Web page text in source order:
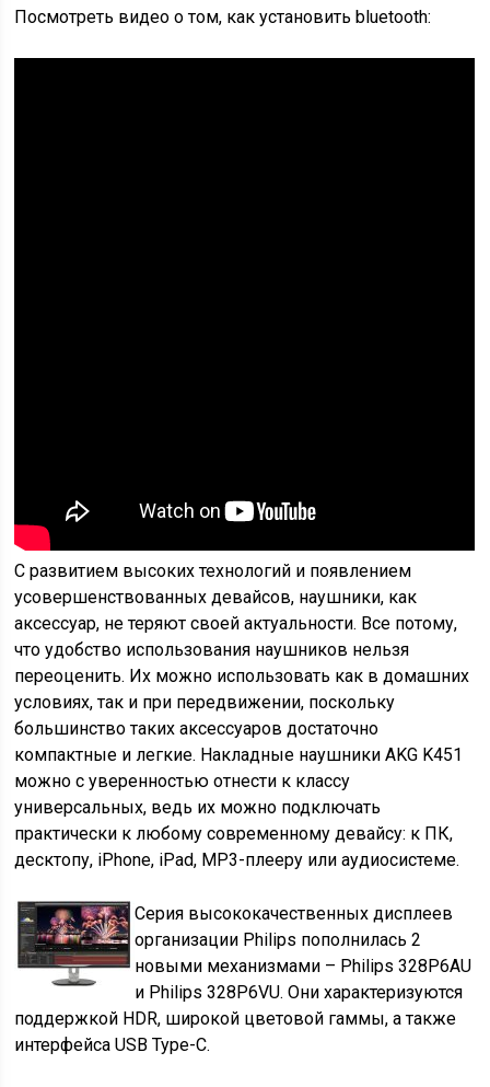
Посмотреть видео о том, как установить bluetooth:
С развитием высоких технологий и появлением
усовершенствованных девайсов, наушники, как
аксессуар, не теряют своей актуальности. Все потому,
что удобство использования наушников нельзя
переоценить. Их можно использовать как в домашних
условиях, так и при передвижении, поскольку
большинство таких аксессуаров достаточно
компактные и легкие. Накладные наушники AKG K451
можно с уверенностью отнести к классу
универсальных, ведь их можно подключать
практически к любому современному девайсу: к ПК,
десктопу, iPhone, iPad, MP3-плееру или аудиосистеме.
Серия высококачественных дисплеев
организации Philips пополнилась 2
новыми механизмами – Philips 328P6AU
и Philips 328P6VU. Они характеризуются
поддержкой HDR, широкой цветовой гаммы, а также
интерфейса USB Type-C.